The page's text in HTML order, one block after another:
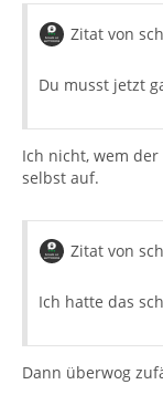
Zitat von
Du musst jetzt
Ich nicht, wem
selbst auf.
Zitat von
Ich hatte das
Dann überwog